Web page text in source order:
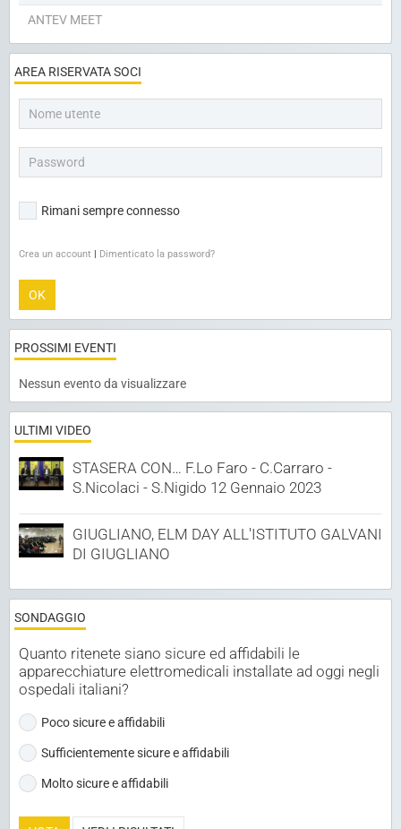
ANTEV MEET
AREA RISERVATA SOCI
Rimani sempre connesso
Crea un account | Dimenticato la password?
OK
PROSSIMI EVENTI
Nessun evento da visualizzare
ULTIMI VIDEO
STASERA CON… F.Lo Faro - C.Carraro -
S.Nicolaci - S.Nigido 12 Gennaio 2023
GIUGLIANO, ELM DAY ALL'ISTITUTO GALVANI
DI GIUGLIANO
SONDAGGIO
Quanto ritenete siano sicure ed affidabili le
apparecchiature elettromedicali installate ad oggi negli
ospedali italiani?
Poco sicure e affidabili
Sufficientemente sicure e affidabili
Molto sicure e affidabili